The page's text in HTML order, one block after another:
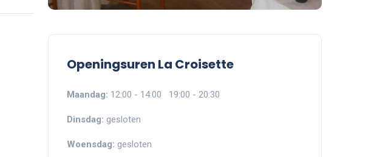
Openingsuren La Croisette
Maandag: 12:00 - 14:00 19:00 - 20:30
Dinsdag: gesloten
Woensdag: gesloten